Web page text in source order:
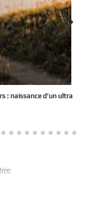
: naissance d’un ultra